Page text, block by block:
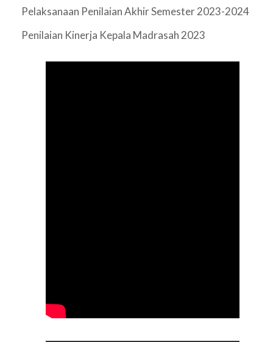
Pelaksanaan Penilaian Akhir Semester 2023-2024
Penilaian Kinerja Kepala Madrasah 2023